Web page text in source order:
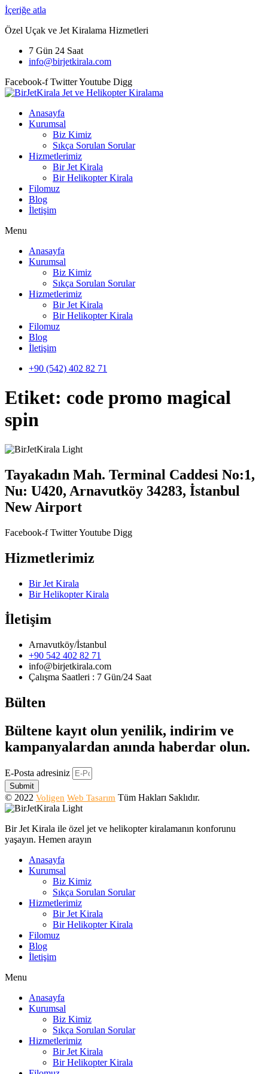
İçeriğe atla
Özel Uçak ve Jet Kiralama Hizmetleri
7 Gün 24 Saat
info@birjetkirala.com
Facebook-f TwitterYoutube Digg
Anasayfa
Kurumsal
Biz Kimiz
Sıkça Sorulan Sorular
Hizmetlerimiz
Bir Jet Kirala
Bir Helikopter Kirala
Filomuz
Blog
İletişim
Menu
Anasayfa
Kurumsal
Biz Kimiz
Sıkça Sorulan Sorular
Hizmetlerimiz
Bir Jet Kirala
Bir Helikopter Kirala
Filomuz
Blog
İletişim
+90 (542) 402 82 71
Etiket: code promo magical
spin
Tayakadın Mah. Terminal Caddesi No:1,
Nu: U420, Arnavutköy 34283, İstanbul
New Airport
Facebook-f TwitterYoutube Digg
Hizmetlerimiz
Bir Jet Kirala
Bir Helikopter Kirala
İletişim
Arnavutköy/İstanbul
+90 542 402 82 71
info@birjetkirala.com
Çalışma Saatleri : 7 Gün/24 Saat
Bülten
Bültene kayıt olun yenilik, indirim ve
kampanyalardan anında haberdar olun.
E-Posta adresiniz
Submit
© 2022 Voligen Web Tasarım Tüm Hakları Saklıdır.
Bir Jet Kirala ile özel jet ve helikopter kiralamanın konforunu
yaşayın. Hemen arayın
Anasayfa
Kurumsal
Biz Kimiz
Sıkça Sorulan Sorular
Hizmetlerimiz
Bir Jet Kirala
Bir Helikopter Kirala
Filomuz
Blog
İletişim
Menu
Anasayfa
Kurumsal
Biz Kimiz
Sıkça Sorulan Sorular
Hizmetlerimiz
Bir Jet Kirala
Bir Helikopter Kirala